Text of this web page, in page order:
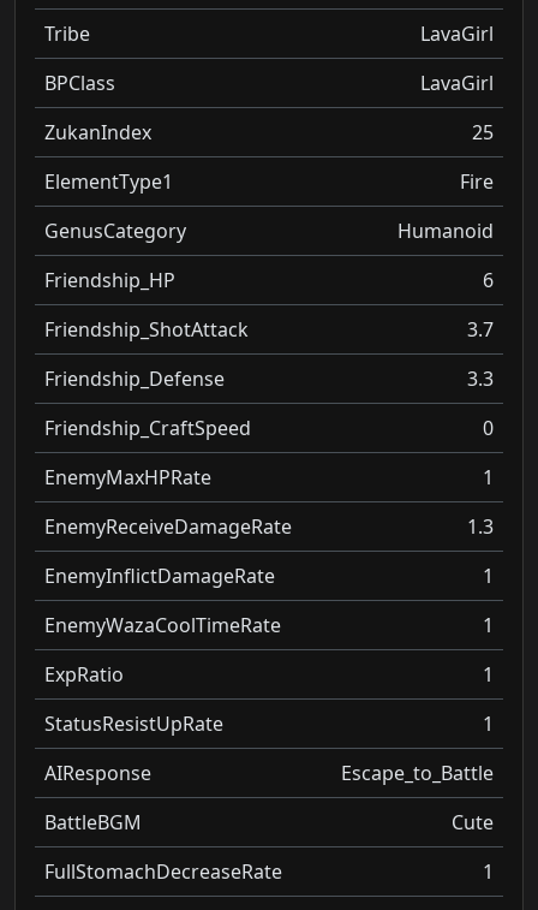
Tribe
LavaGirl
BPClass
LavaGirl
ZukanIndex
25
ElementType1
Fire
GenusCategory
Humanoid
Friendship_HP
6
Friendship_ShotAttack
3.7
Friendship_Defense
3.3
Friendship_CraftSpeed
0
EnemyMaxHPRate
1
EnemyReceiveDamageRate
1.3
EnemyInflictDamageRate
1
EnemyWazaCoolTimeRate
1
ExpRatio
1
StatusResistUpRate
1
AIResponse
Escape_to_Battle
BattleBGM
Cute
FullStomachDecreaseRate
1